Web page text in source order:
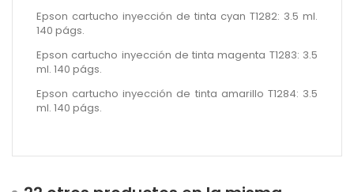
Epson cartucho inyección de tinta cyan T1282: 3.5 ml.
140 págs.
Epson cartucho inyección de tinta magenta T1283: 3.5
ml. 140 págs.
Epson cartucho inyección de tinta amarillo T1284: 3.5
ml. 140 págs.